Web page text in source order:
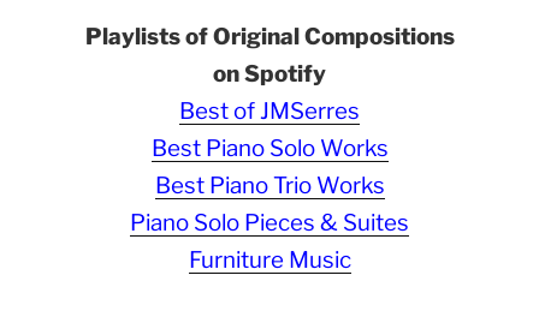
Playlists of Original Compositions
on Spotify
Best of JMSerres
Best Piano Solo Works
Best Piano Trio Works
Piano Solo Pieces & Suites
Furniture Music